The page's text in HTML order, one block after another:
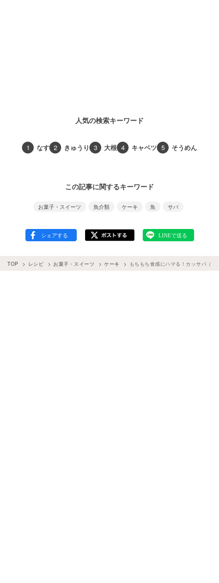
人気の検索キーワード
1 なす 2 きゅうり 3 大根 4 キャベツ 5 そうめん
この記事に関するキーワード
お菓子・スイーツ 魚介類 ケーキ 魚 サバ
TOP レシピ お菓子・スイーツ ケーキ もちもち食感にハマる！カッサバ（